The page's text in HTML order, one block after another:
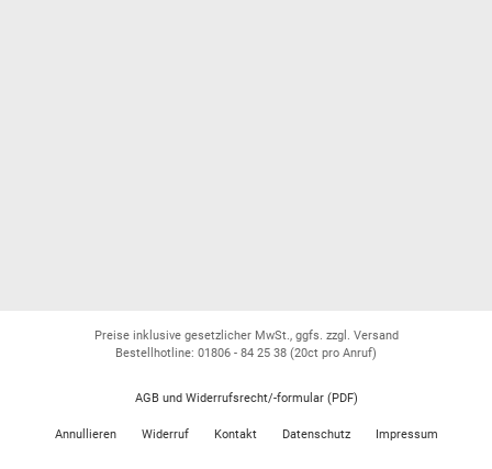
Preise inklusive gesetzlicher MwSt., ggfs. zzgl. Versand
Bestellhotline: 01806 - 84 25 38 (20ct pro Anruf)
AGB und Widerrufsrecht/-formular (PDF)
Annullieren Widerruf Kontakt Datenschutz Impressum